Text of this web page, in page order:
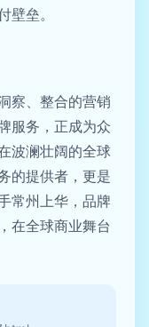
壁垒。
察、整合的营销
服务，正成为众
波澜壮阔的全球
的提供者，更是
常州上华，品牌
在全球商业舞台